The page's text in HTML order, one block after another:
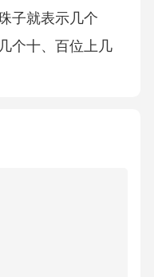
子就表示几个
个十、百位上几
高位起千位是几
有一个0或几个